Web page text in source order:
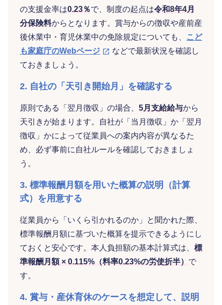
の支援金率は0.23％で、制度の起点は令和8年4月
分保険料からとなります。賞与からの徴収や産前産
後休業中・育児休業中の免除規定についても、
こど
も家庭庁のWebページ
などで最新状況を確認し
ておきましょう。
2. 自社の「天引き開始月」を確認する
原則である「翌月徴収」の場合、 5月支給給与から
天引きが始まります。自社が「当月徴収」か「翌月
徴収」かによって従業員への案内内容が異なるた
め、必ず事前に自社ルールを確認しておきましょ
う。
3. 標準報酬月額を用いた概算の説明（計算
式）を用意する
従業員から「いくら引かれるのか」と聞かれた際、
標準報酬月額に基づいた概算を提示できるようにし
ておくと安心です。本人負担額の基本計算式は、 標
準報酬月額 × 0.115%（料率0.23%の労使折半） で
す。
4. 賞与・産休育休のケースを想定して、説明